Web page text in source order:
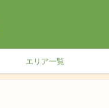
エリア一覧